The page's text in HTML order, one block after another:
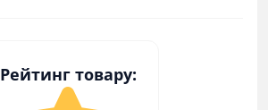
Рейтинг товару: